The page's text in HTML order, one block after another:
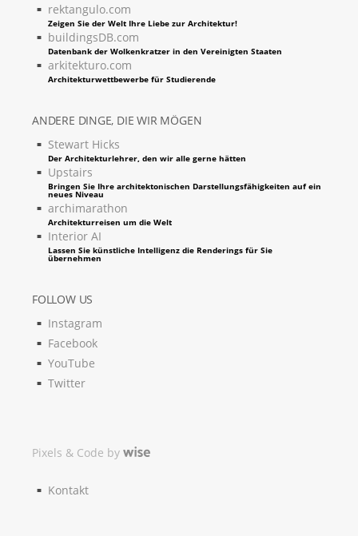
rektangulo.com
Zeigen Sie der Welt Ihre Liebe zur Architektur!
buildingsDB.com
Datenbank der Wolkenkratzer in den Vereinigten Staaten
arkitekturo.com
Architekturwettbewerbe für Studierende
ANDERE DINGE, DIE WIR MÖGEN
Stewart Hicks
Der Architekturlehrer, den wir alle gerne hätten
Upstairs
Bringen Sie Ihre architektonischen Darstellungsfähigkeiten auf ein
neues Niveau
archimarathon
Architekturreisen um die Welt
Interior AI
Lassen Sie künstliche Intelligenz die Renderings für Sie
übernehmen
FOLLOW US
Instagram
Facebook
YouTube
Twitter
Pixels & Code by
Kontakt